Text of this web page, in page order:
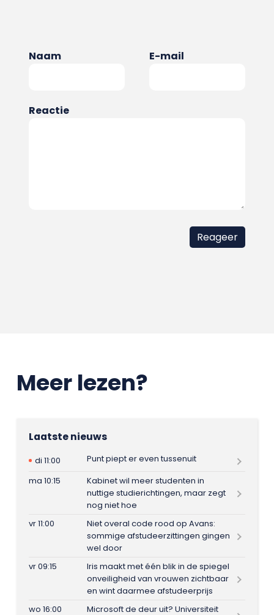
Naam E-mail
Reactie
Meer lezen?
Laatste nieuws
di 11:00
Punt piept er even tussenuit
ma 10:15
Kabinet wil meer studenten in
nuttige studierichtingen, maar zegt
nog niet hoe
vr 11:00
Niet overal code rood op Avans:
sommige afstudeerzittingen gingen
wel door
vr 09:15
Iris maakt met één blik in de spiegel
onveiligheid van vrouwen zichtbaar
en wint daarmee afstudeerprijs
wo 16:00
Microsoft de deur uit? Universiteit